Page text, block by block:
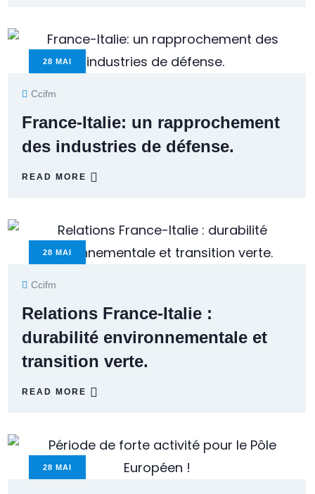
28 MAI
Ccifm
France-Italie: un rapprochement
des industries de défense.
READ MORE
28 MAI
Ccifm
Relations France-Italie :
durabilité environnementale et
transition verte.
READ MORE
28 MAI